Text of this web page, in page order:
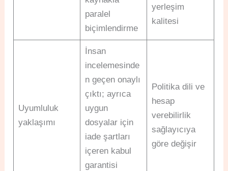
paralel
biçimlendirme
yerleşim
kalitesi
Uyumluluk
yaklaşımı
İnsan
incelemesinde
n geçen onaylı
çıktı; ayrıca
uygun
dosyalar için
iade şartları
içeren kabul
garantisi
Politika dili ve
hesap
verebilirlik
sağlayıcıya
göre değişir